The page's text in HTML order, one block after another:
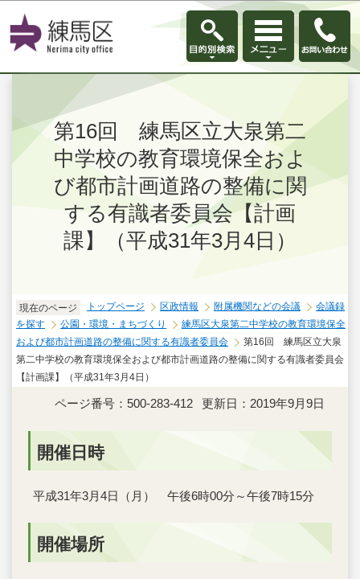
このページの本文へ移動
第16回 練馬区立大泉第二
中学校の教育環境保全およ
び都市計画道路の整備に関
する有識者委員会【計画
課】（平成31年3月4日）
現在のページ トップページ 区政情報 附属機関などの会議
会議録
を探す
公園・環境・まちづくり
練馬区大泉第二中学校の教育環境保全
および都市計画道路の整備に関する有識者委員会
第16回 練馬区立大泉
第二中学校の教育環境保全および都市計画道路の整備に関する有識者委員会
【計画課】（平成31年3月4日）
ページ番号：500-283-412 更新日：2019年9月9日
開催日時
平成31年3月4日（月） 午後6時00分～午後7時15分
開催場所